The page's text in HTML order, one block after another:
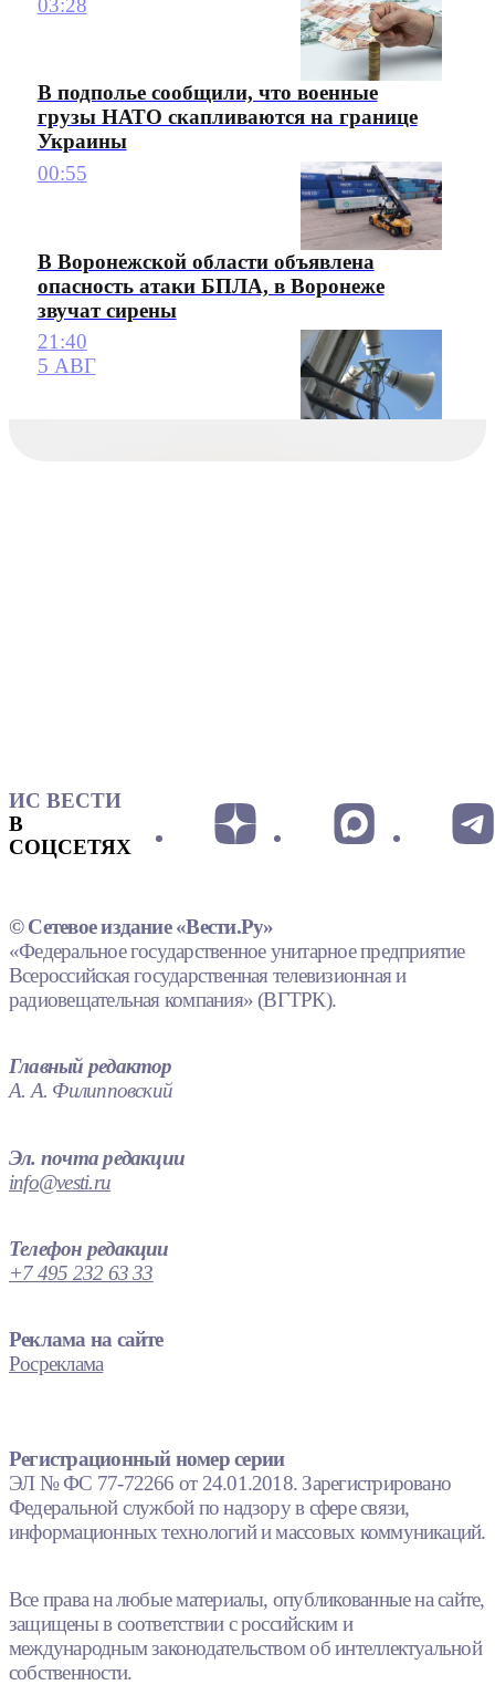
В подполье сообщили, что военные
грузы НАТО скапливаются на границе
Украины
00:55
В Воронежской области объявлена
опасность атаки БПЛА, в Воронеже
звучат сирены
21:40
5 АВГ
ИС ВЕСТИ
В
СОЦСЕТЯХ
© Сетевое издание «Вести.Ру»
«Федеральное государственное унитарное предприятие
Всероссийская государственная телевизионная и
радиовещательная компания» (ВГТРК).
Главный редактор
А. А. Филипповский
Эл. почта редакции
info@vesti.ru
Телефон редакции
+7 495 232 63 33
Реклама на сайте
Росреклама
Регистрационный номер серии
ЭЛ № ФС 77-72266 от 24.01.2018. Зарегистрировано
Федеральной службой по надзору в сфере связи,
информационных технологий и массовых коммуникаций.
Все права на любые материалы, опубликованные на сайте,
защищены в соответствии с российским и
международным законодательством об интеллектуальной
собственности.